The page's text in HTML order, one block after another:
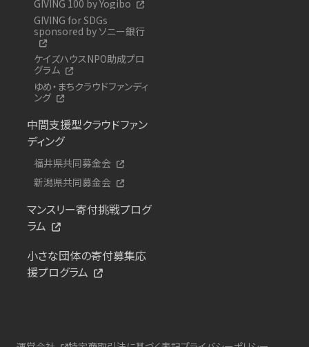
GIVING 100 by Yogibo
GIVING for SDGs
sponsored by ソニー銀行
ケイズハウスNPO助成プロ
グラム
ゆめ・まちクラウドファンディ
ング
中間支援型クラウドファン
ディング
福井県共同募金会
新潟県共同募金会
マンスリー寄付挑戦プログ
ラム
小さな団体の寄付募集応
援プログラム